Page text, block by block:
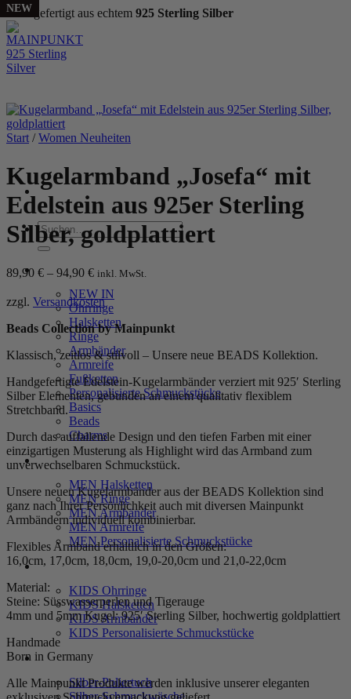
Handgefertigt aus echtem 925 Sterling Silber
Zum
Inhalt
springen
Suchen
nach:
WOMEN
NEW IN
Ohrringe
Halsketten
Ringe
Armbänder
Armreife
Fußketten
Personalisierte Schmuckstücke
Basics
Beads
Charms
MEN
MEN Halsketten
MEN Ringe
MEN Armbänder
MEN Armreife
MEN Personalisierte Schmuckstücke
KIDS
KIDS Ohrringe
KIDS Halsketten
KIDS Armbänder
KIDS Personalisierte Schmuckstücke
PRODUKTPFLEGE
Silber-Poliertuch
Silber-Schmuckwäsche
NEW
Start / Women Neuheiten
Kugelarmband „Josefa“ mit
Edelstein aus 925er Sterling
Silber, goldplattiert
89,90 € – 94,90 € inkl. MwSt.
zzgl. Versandkosten
Beads Collection by Mainpunkt
Klassisch, zeitlos & stilvoll – Unsere neue BEADS Kollektion.
Handgefertigte Edelstein-Kugelarmbänder verziert mit 925′ Sterling
Silber Elementen, gebunden an einem qualitativ flexiblem
Stretchband.
Durch das auffallende Design und den tiefen Farben mit einer
einzigartigen Musterung als Highlight wird das Armband zum
unverwechselbaren Schmuckstück.
Unsere neuen Kugelarmbänder aus der BEADS Kollektion sind
ganz nach Ihrer Persönlichkeit auch mit diversen Mainpunkt
Armbändern individuell kombinierbar.
Flexibles Armband erhältlich in den Größen:
16,0cm, 17,0cm, 18,0cm, 19,0-20,0cm und 21,0-22,0cm
Material:
Steine: Süsswasserperlen und Tigerauge
4mm und 5mm Kugel: 925′ Sterling Silber, hochwertig goldplattiert
Handmade
Born in Germany
Alle Mainpunkt Produkte werden inklusive unserer eleganten
NEW
NEW
NEW
NEW
NEW
NEW
NEW
NEW